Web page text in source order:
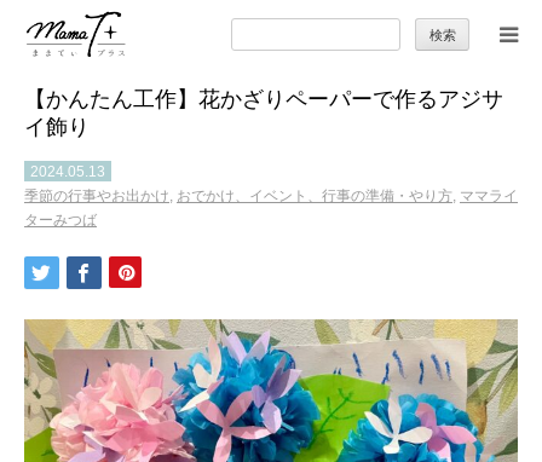
索:
【かんたん工作】花かざりペーパーで作るアジサ
イ飾り
2024.05.13
季節の行事やお出かけ, おでかけ、イベント、行事の準備・やり方, ママライ
ターみつば
トップ
ママのカラダとココロ
子育て
季節の行事やお出かけ